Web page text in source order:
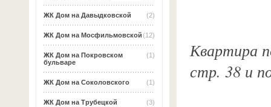
(2)
ЖК Дом на Давыдковской
(12)
ЖК Дом на Мосфильмовской
(1)
ЖК Дом на Покровском
бульваре
(1)
ЖК Дом на Соколовского
(3)
ЖК Дом на Трубецкой
Квартира
стр. 38 и